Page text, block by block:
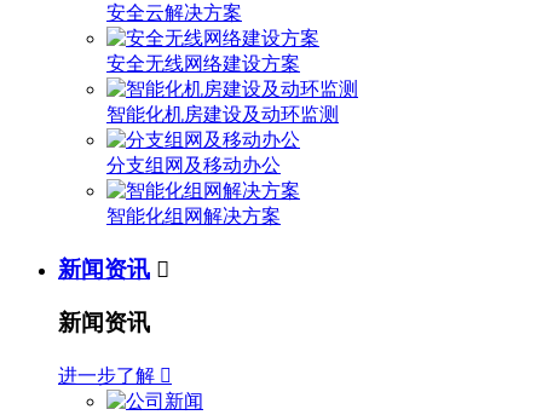
安全云解决方案
安全无线网络建设方案
智能化机房建设及动环监测
分支组网及移动办公
智能化组网解决方案
新闻资讯 
新闻资讯
进一步了解 